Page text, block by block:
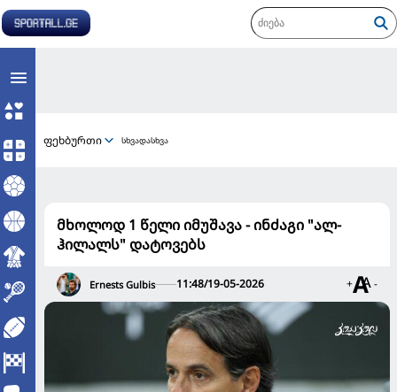
ფეხბურთი სხვადასხვა
მხოლოდ 1 წელი იმუშავა - ინძაგი "ალ-
ჰილალს" დატოვებს
Ernests Gulbis 11:48/19-05-2026 + -